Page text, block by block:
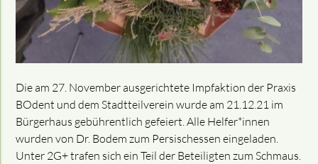
Die am 27. November ausgerichtete Impfaktion der Praxis
BOdent und dem Stadtteilverein wurde am 21.12.21 im
Bürgerhaus gebührentlich gefeiert. Alle Helfer*innen
wurden von Dr. Bodem zum Persischessen eingeladen.
Unter 2G+ trafen sich ein Teil der Beteiligten zum Schmaus.